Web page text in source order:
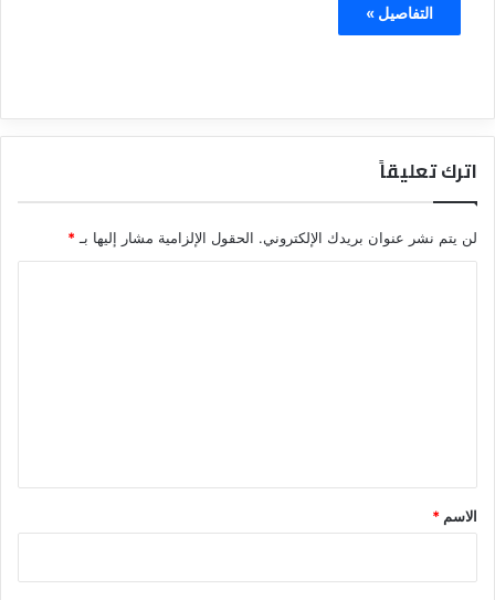
التفاصيل »
اترك تعليقاً
لن يتم نشر عنوان بريدك الإلكتروني. الحقول الإلزامية مشار إليها بـ*
*
الاسم *